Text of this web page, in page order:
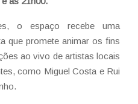
o espaço recebe uma
que promete animar os fins
ao vivo de artistas locais
como Miguel Costa e Rui